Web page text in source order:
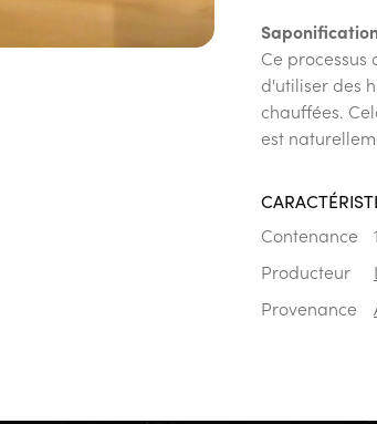
Ce
d'utiliser des
chauffées.
est
Contenance
Producteur
Provenance